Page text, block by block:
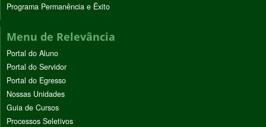
Programa Permanência e Êxito
Menu de Relevância
Portal do Aluno
Portal do Servidor
Portal do Egresso
Nossas Unidades
Guia de Cursos
Processos Seletivos